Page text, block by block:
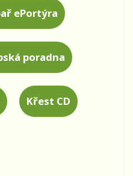
ePortýra
poradna
Křest CD